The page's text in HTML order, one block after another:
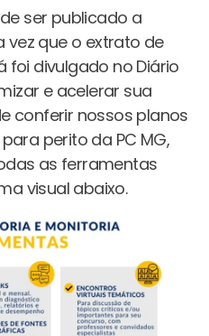
ser publicado a
que o extrato de
divulgado no Diário
e acelerar sua
conferir nossos planos
perito da PC MG,
as ferramentas
visual abaixo.